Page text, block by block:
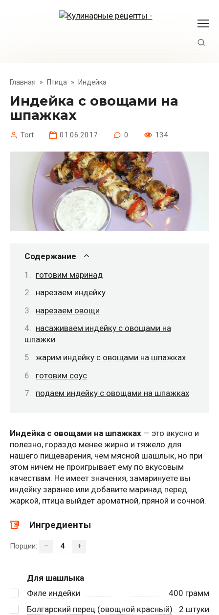
Главная » Птица » Индейка
Индейка с овощами на
шпажках
Tort 01.06.2017 0 134
Содержание
готовим маринад
нарезаем индейку
нарезаем овощи
насаживаем индейку с овощами на
шпажки
жарим индейку с овощами на шпажках
готовим соус
подаем индейку с овощами на шпажках
Индейка с овощами на шпажках — это вкусно и
полезно, гораздо менее жирно и тяжело для
нашего пищеварения, чем мясной шашлык, но при
этом ничем не проигрывает ему по вкусовым
качествам. Не имеет значения, замаринуете вы
индейку заранее или добавите маринад перед
жаркой, птица выйдет ароматной, пряной и сочной.
Ингредиенты
Порции: – +
Для шашлыка
Филе индейки
400 грамм
Болгарский перец (овощной красный)
2 штуки